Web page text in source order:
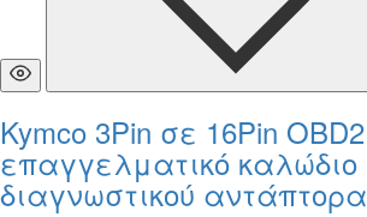
Kymco 3Pin σε 16Pin OBD2
επαγγελματικό καλώδιο
διαγνωστικού αντάπτορα